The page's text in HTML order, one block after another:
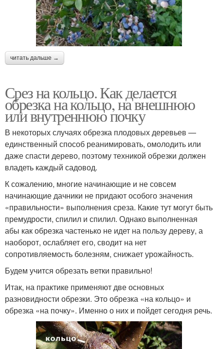
читать дальше →
Срез на кольцо. Как делается
обрезка на кольцо, на внешнюю
или внутреннюю почку
В некоторых случаях обрезка плодовых деревьев —
единственный способ реанимировать, омолодить или
даже спасти дерево, поэтому техникой обрезки должен
владеть каждый садовод.
К сожалению, многие начинающие и не совсем
начинающие дачники не придают особого значения
«правильности» выполнения среза. Какие тут могут быть
премудрости, спилил и спилил. Однако выполненная
абы как обрезка частенько не идет на пользу дереву, а
наоборот, ослабляет его, сводит на нет
сопротивляемость болезням, снижает урожайность.
Будем учится обрезать ветки правильно!
Итак, на практике применяют две основных
разновидности обрезки. Это обрезка «на кольцо» и
обрезка «на почку». Именно о них и пойдет сегодня речь.